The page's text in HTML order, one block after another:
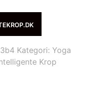
Kategori: Yoga
Krop